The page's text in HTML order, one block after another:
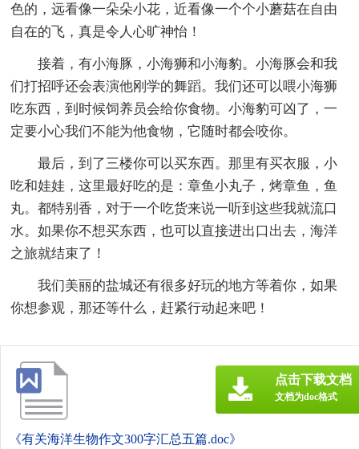
色的，远看像一朵朵小花，近看像一个个小蘑菇在自由
自在的飞，真是令人心旷神怡！
接着，有小海豚，小海狮和小海豹。小海豚会和我
们打招呼还会表演他刚学的舞蹈。我们还可以喂小海狮
吃东西，到时候饲养员会给你食物。小海豹可凶了，一
定要小心我们不能为他食物，它随时都会咬你。
最后，到了三楼你可以买东西。那里有买衣服，小
吃和娃娃，这里最好吃的是：章鱼小丸子，烤章鱼，鱼
丸。都特别香，对于一个吃货来说一听到这些我就流口
水。如果你不想买东西，也可以直接进出口出去，海洋
之旅就结束了！
我们美丽的盐城还有很多好玩的地方等着你，如果
你想参观，那还等什么，赶紧行动起来吧！
《有关海洋生物作文300字汇总五篇.doc》
点击下载文档
文档为doc格式